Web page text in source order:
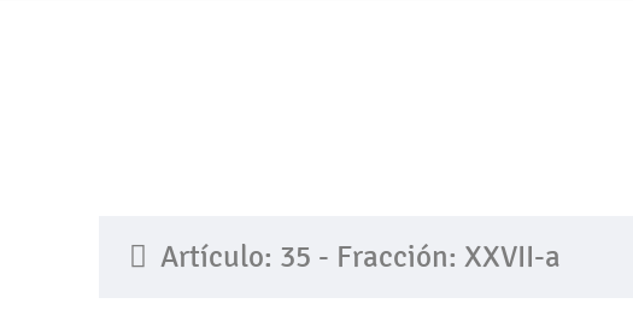
Artículo: 35 - Fracción: XXVII-a